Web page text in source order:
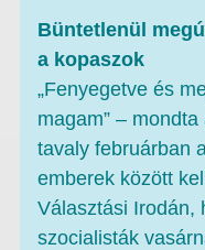
Büntetlenül
a kopaszok
„Fenyegetve és
magam” –
tavaly februárban
emberek között
Választási Irodán,
szocialisták